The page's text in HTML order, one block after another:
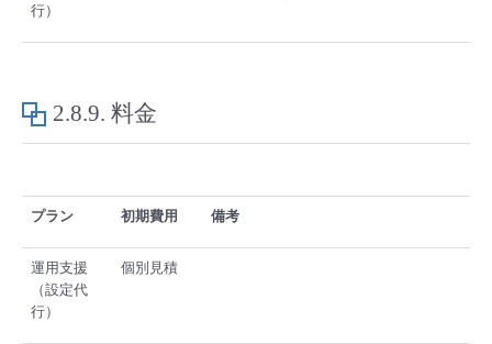
行）
2.8.9. 料金
プラン 初期費用 備考
運用支援
（設定代
行）
個別見積